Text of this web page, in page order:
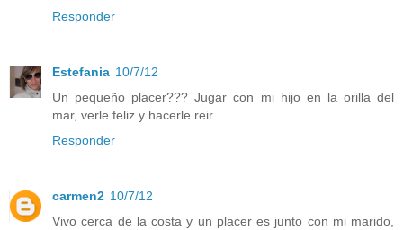
Responder
Estefania 10/7/12
Un pequeño placer??? Jugar con mi hijo en la orilla del
mar, verle feliz y hacerle reir....
Responder
carmen2 10/7/12
Vivo cerca de la costa y un placer es junto con mi marido,